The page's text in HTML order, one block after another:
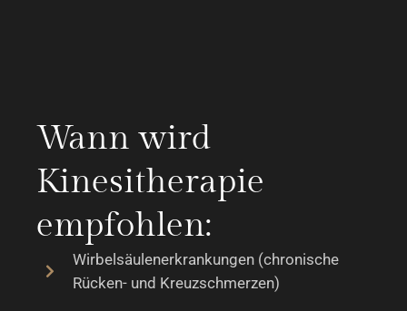
Wann wird
Kinesitherapie
empfohlen:
Wirbelsäulenerkrankungen (chronische
Rücken- und Kreuzschmerzen)